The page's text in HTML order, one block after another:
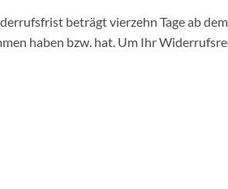
beträgt vierzehn Tage ab dem
haben bzw. hat. Um Ihr